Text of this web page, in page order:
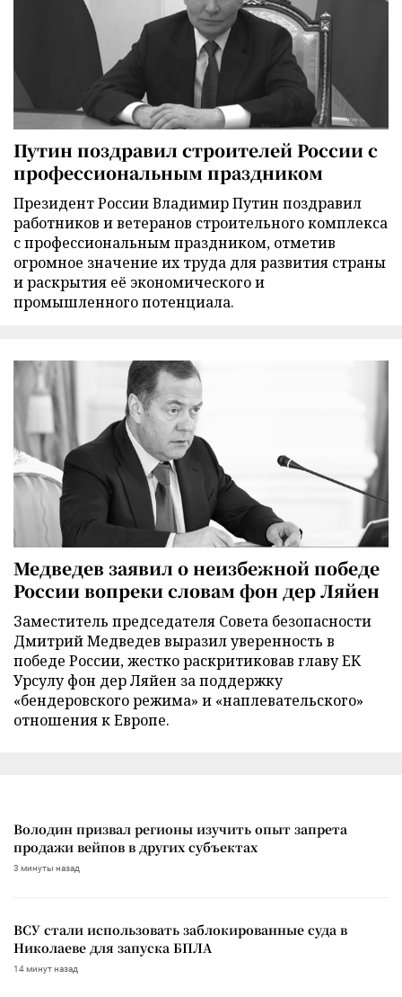
Путин поздравил строителей России с
профессиональным праздником
Президент России Владимир Путин поздравил
работников и ветеранов строительного комплекса
с профессиональным праздником, отметив
огромное значение их труда для развития страны
и раскрытия её экономического и
промышленного потенциала.
Медведев заявил о неизбежной победе
России вопреки словам фон дер Ляйен
Заместитель председателя Совета безопасности
Дмитрий Медведев выразил уверенность в
победе России, жестко раскритиковав главу ЕК
Урсулу фон дер Ляйен за поддержку
«бендеровского режима» и «наплевательского»
отношения к Европе.
Володин призвал регионы изучить опыт запрета
продажи вейпов в других субъектах
3 минуты назад
ВСУ стали использовать заблокированные суда в
Николаеве для запуска БПЛА
14 минут назад